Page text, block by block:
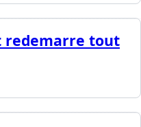
redemarre tout